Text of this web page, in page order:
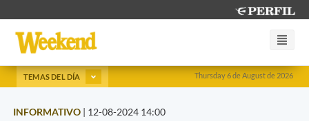
Thursday 6 de August de 2026
TEMAS DEL DÍA
INFORMATIVO | 12-08-2024 14:00